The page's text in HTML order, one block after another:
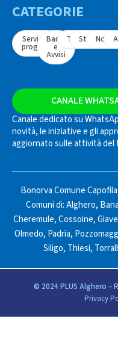
CATEGORIE
Servizi e
progetti
Bandi
e
Avvisi
TavoliStrumenti
CANALE
Canale dedicato su
novità, le iniziative e gli
aggiornato sulle attività del
Bonorva Comune Capofila
Comuni di:Alghero,
Cheremule,Cossoine,Giave
Olmedo, Padria,
Siligo, Thiesi,
© 2024 PLUS Alghero –
Privacy